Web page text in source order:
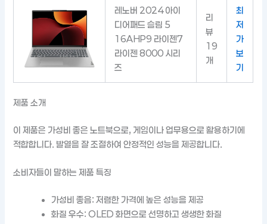
레노버 2024 아이
디어패드 슬림 5
16AHP9 라이젠7
라이젠 8000 시리
즈
리
뷰
19
개
최
저
가
보
기
제품 소개
이 제품은 가성비 좋은 노트북으로, 게임이나 업무용으로 활용하기에
적합합니다. 발열을 잘 조절하여 안정적인 성능을 제공합니다.
소비자들이 말하는 제품 특징
가성비 좋음: 저렴한 가격에 높은 성능을 제공
화질 우수: OLED 화면으로 선명하고 생생한 화질